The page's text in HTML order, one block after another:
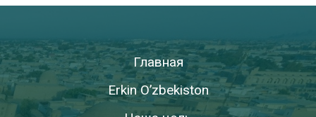
Главная
Erkin O’zbekiston